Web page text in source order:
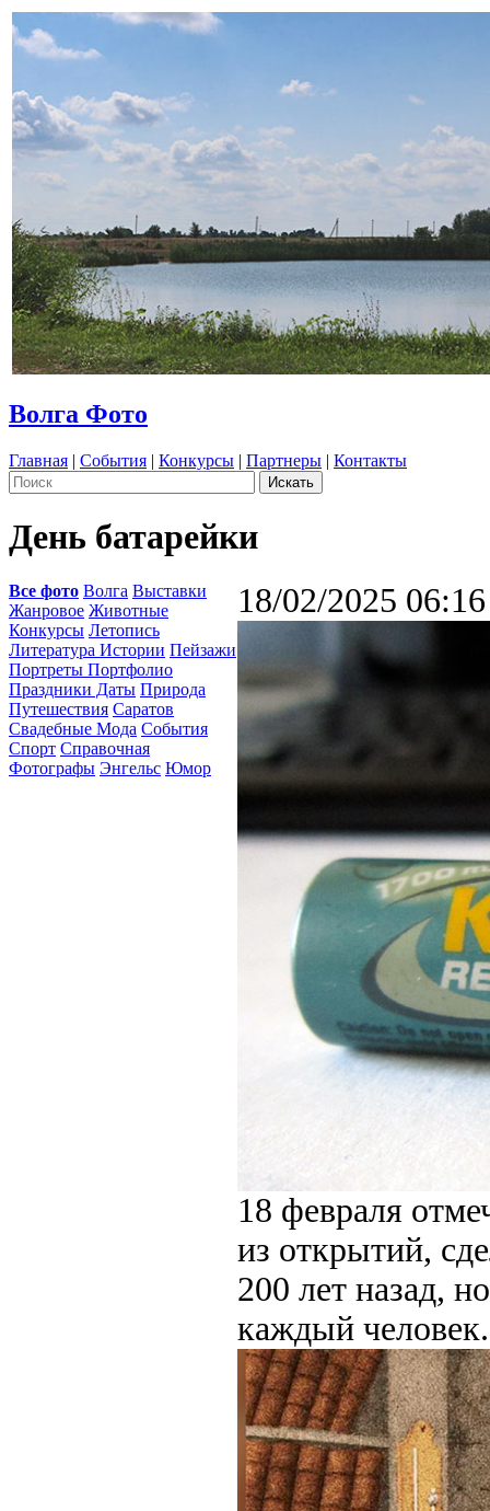
Волга Фото
Главная | События | Конкурсы | Партнеры | Контакты
День батарейки
Все фото Волга Выставки
Жанровое Животные
Конкурсы Летопись
Литература Истории Пейзажи
Портреты Портфолио
Праздники Даты Природа
Путешествия Саратов
Свадебные Мода События
Спорт Справочная
Фотографы Энгельс Юмор
18/02/2025 06:16
18 февраля
из открытий,
200 лет назад,
каждый